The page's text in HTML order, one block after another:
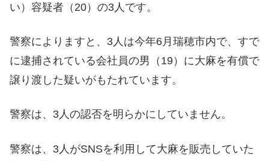
い）容疑者（20）の3人です。
警察によりますと、3人は今年6月瑞穂市内で、すで
に逮捕されている会社員の男（19）に大麻を有償で
譲り渡した疑いがもたれています。
警察は、3人の認否を明らかにしていません。
警察は、3人がSNSを利用して大麻を販売していた